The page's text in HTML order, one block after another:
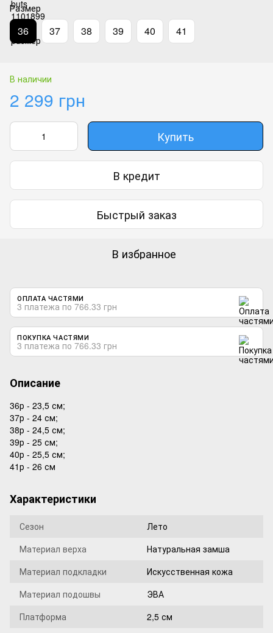
Размер
36 37 38 39 40 41
В наличии
2 299 грн
Купить
В кредит
Быстрый заказ
В избранное
ОПЛАТА ЧАСТЯМИ
3 платежа по 766.33 грн
ПОКУПКА ЧАСТЯМИ
3 платежа по 766.33 грн
Описание
36р - 23,5 см;
37р - 24 см;
38р - 24,5 см;
39р - 25 см;
40р - 25,5 см;
41р - 26 см
Характеристики
Сезон
Лето
Материал верха
Натуральная замша
Материал подкладки
Искусственная кожа
Материал подошвы
ЭВА
Платформа
2,5 см